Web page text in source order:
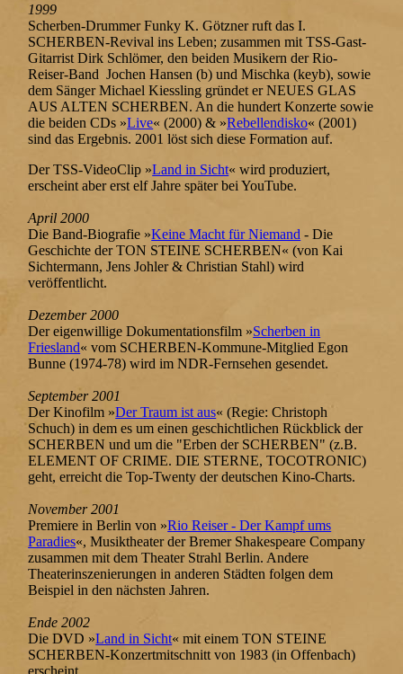
1999
Scherben-Drummer Funky K. Götzner ruft das I.
SCHERBEN-Revival ins Leben; zusammen mit TSS-Gast-
Gitarrist Dirk Schlömer, den beiden Musikern der Rio-
Reiser-Band Jochen Hansen (b) und Mischka (keyb), sowie
dem Sänger Michael Kiessling gründet er NEUES GLAS
AUS ALTEN SCHERBEN. An die hundert Konzerte sowie
die beiden CDs »Live« (2000) & »Rebellendisko« (2001)
sind das Ergebnis. 2001 löst sich diese Formation auf.
Der TSS-VideoClip »Land in Sicht« wird produziert,
erscheint aber erst elf Jahre später bei YouTube.
April 2000
Die Band-Biografie »Keine Macht für Niemand - Die
Geschichte der TON STEINE SCHERBEN« (von Kai
Sichtermann, Jens Johler & Christian Stahl) wird
veröffentlicht.
Dezember 2000
Der eigenwillige Dokumentationsfilm »Scherben in
Friesland« vom SCHERBEN-Kommune-Mitglied Egon
Bunne (1974-78) wird im NDR-Fernsehen gesendet.
September 2001
Der Kinofilm »Der Traum ist aus« (Regie: Christoph
Schuch) in dem es um einen geschichtlichen Rückblick der
SCHERBEN und um die "Erben der SCHERBEN" (z.B.
ELEMENT OF CRIME. DIE STERNE, TOCOTRONIC)
geht, erreicht die Top-Twenty der deutschen Kino-Charts.
November 2001
Premiere in Berlin von »Rio Reiser - Der Kampf ums
Paradies«, Musiktheater der Bremer Shakespeare Company
zusammen mit dem Theater Strahl Berlin. Andere
Theaterinszenierungen in anderen Städten folgen dem
Beispiel in den nächsten Jahren.
Ende 2002
Die DVD »Land in Sicht« mit einem TON STEINE
SCHERBEN-Konzertmitschnitt von 1983 (in Offenbach)
erscheint.